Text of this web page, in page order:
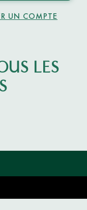
UN COMPTE
LES